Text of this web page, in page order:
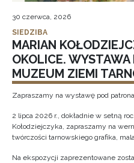
30 czerwca, 2026
SIEDZIBA
MARIAN
OKOLICE.
MUZEUM ZIEMI
Zapraszamy na wystawę pod
2 lipca 2026 r., dokładnie w setną
Kołodziejczyka, zapraszamy na
twórczości tarnowskiego grafika,
Na ekspozycji zaprezentowane